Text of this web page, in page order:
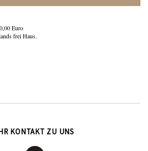
Euro
frei Haus.
KONTAKT ZU UNS